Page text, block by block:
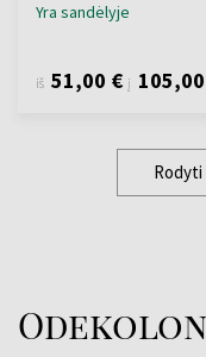
Yra sandėlyje
iš 51,00 € į